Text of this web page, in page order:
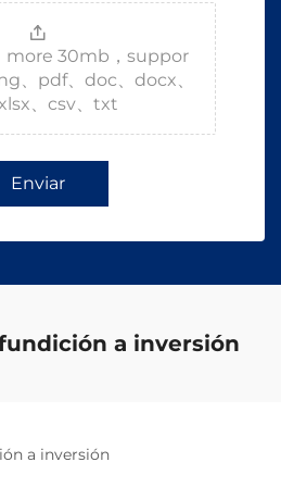
more 30mb，suppor
、pdf、doc、docx、
、csv、txt
Enviar
a inversión
a inversión